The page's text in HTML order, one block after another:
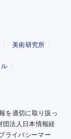
美術研究所
を適切に取り扱っ
団法人日本情報経
ライバシーマー